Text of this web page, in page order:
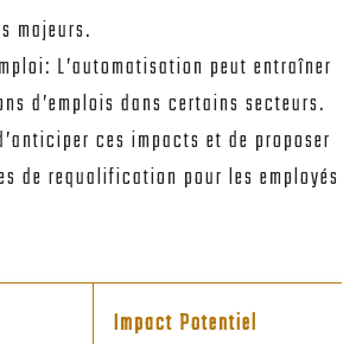
majeurs.
L’automatisation peut entraîner
d’emplois dans certains secteurs.
ces impacts et de proposer
de requalification pour les employés
Impact Potentiel